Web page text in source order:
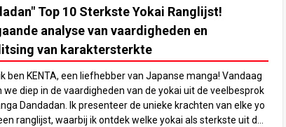
Top 10 Sterkste Yokai Ranglijst!
analyse van vaardigheden en
van karaktersterkte
ben KENTA, een liefhebber van Japanse manga! Vandaag
we diep in de vaardigheden van de yokai uit de veelbesprok
Dandadan. Ik presenteer de unieke krachten van elke yo
ranglijst, waarbij ik ontdek welke yokai als sterkste uit de